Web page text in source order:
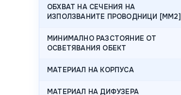
ОБХВАТ НА СЕЧЕНИЯ НА
ИЗПОЛЗВАНИТЕ ПРОВОДНИЦИ [MM2]
МИНИМАЛНО РАЗСТОЯНИЕ ОТ
ОСВЕТЯВАНИЯ ОБЕКТ
МАТЕРИАЛ НА КОРПУСА
МАТЕРИАЛ НА ДИФУЗЕРА